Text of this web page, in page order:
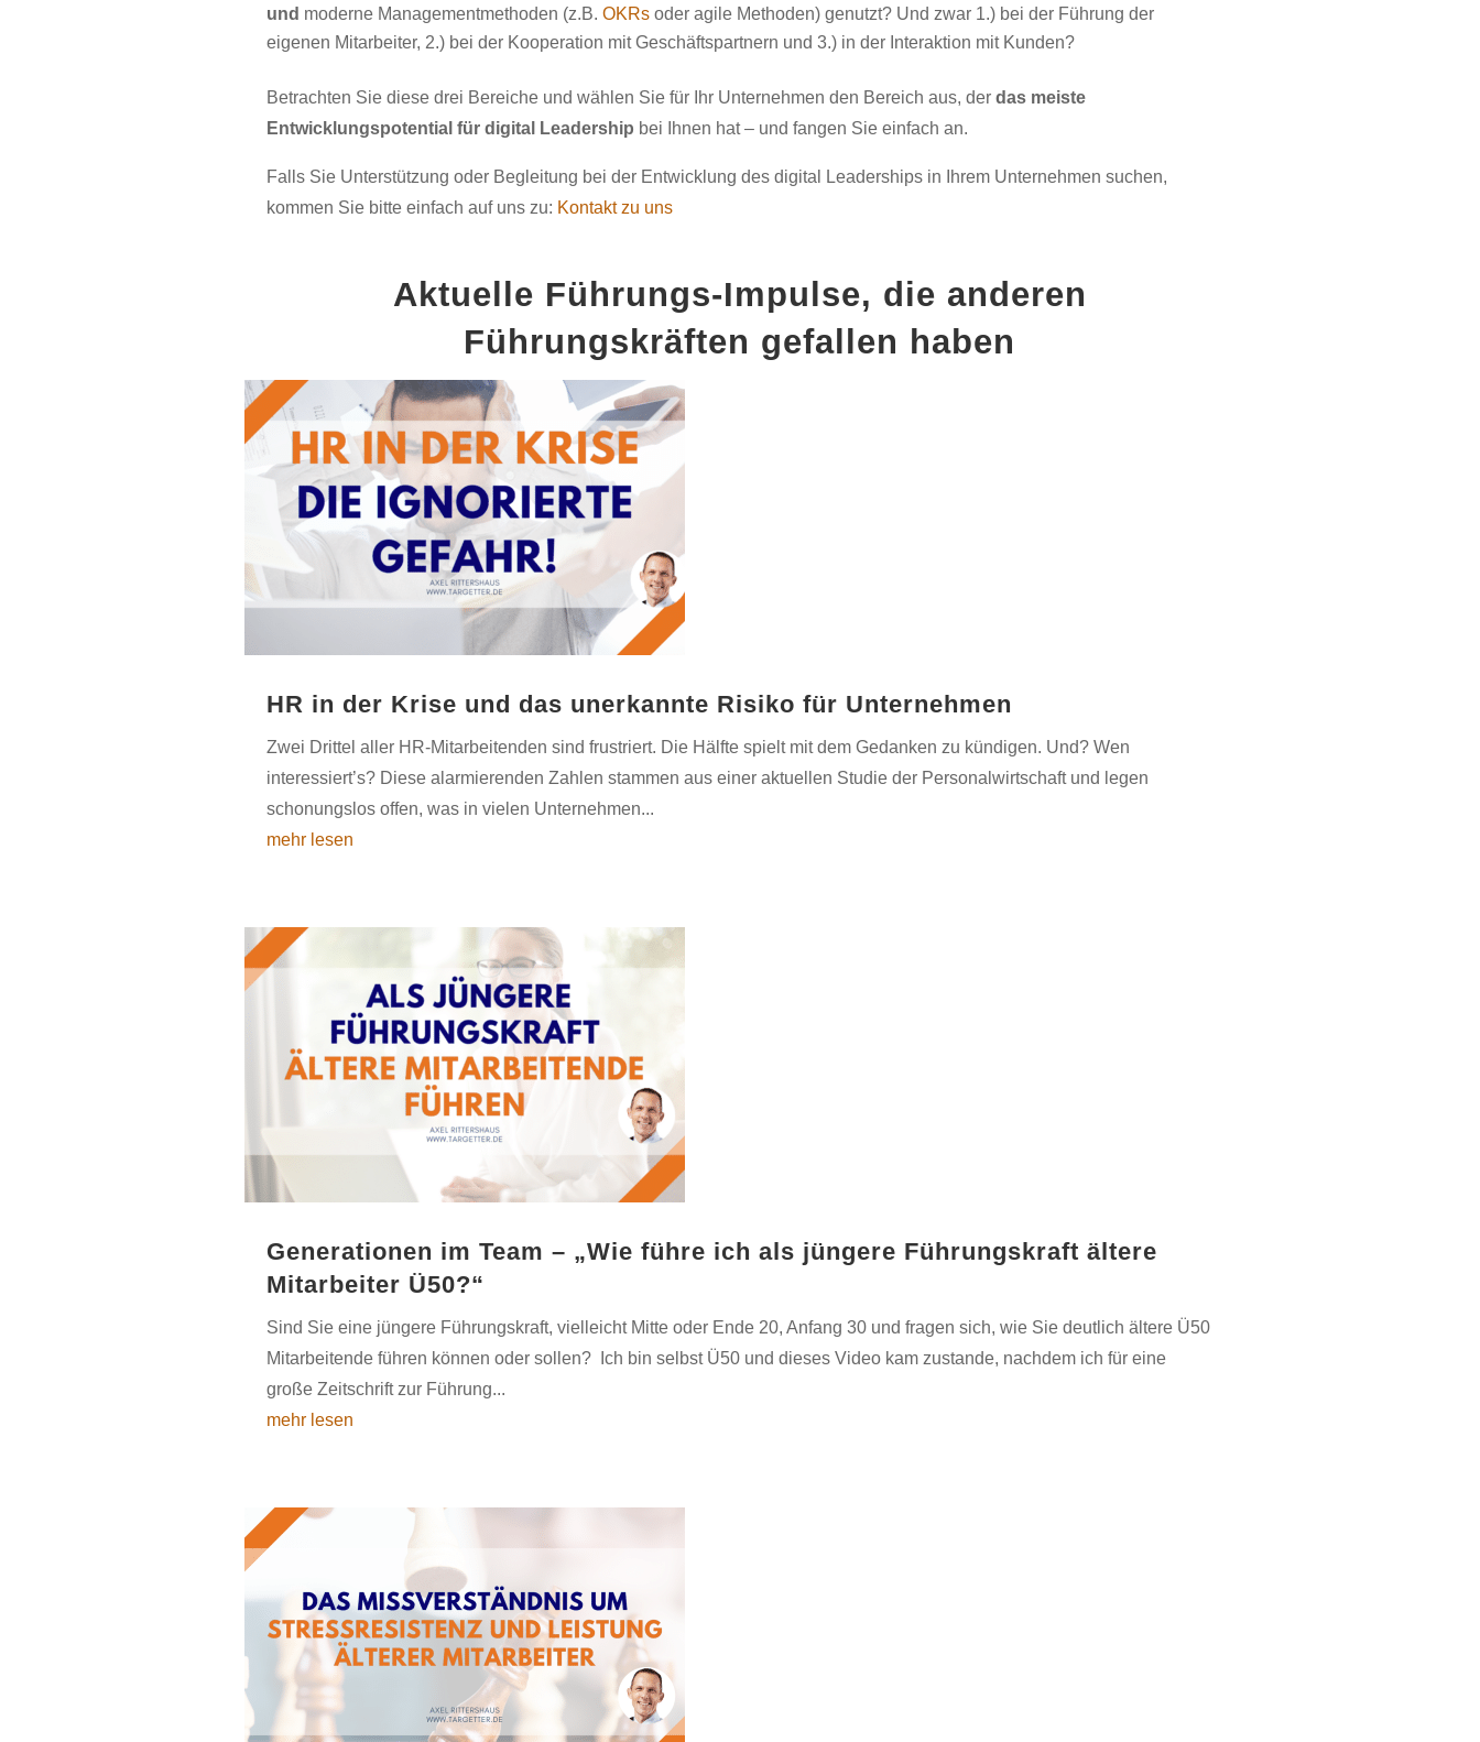
und moderne Managementmethoden (z.B. OKRsoder agile Methoden) genutzt? Und zwar 1.) bei der Führung der
eigenen Mitarbeiter, 2.) bei der Kooperation mit Geschäftspartnern und 3.) in der Interaktion mit Kunden?
Betrachten Sie diese drei Bereiche und wählen Sie für Ihr Unternehmen den Bereich aus, der das meiste
Entwicklungspotential für digital Leadership bei Ihnen hat – und fangen Sie einfach an.
Falls Sie Unterstützung oder Begleitung bei der Entwicklung des digital Leaderships in Ihrem Unternehmen suchen,
kommen Sie bitte einfach auf uns zu: Kontakt zu uns
Aktuelle Führungs-Impulse, die anderen
Führungskräften gefallen haben
HR in der Krise und das unerkannte Risiko für Unternehmen
Zwei Drittel aller HR-Mitarbeitenden sind frustriert. Die Hälfte spielt mit dem Gedanken zu kündigen. Und? Wen
interessiert’s? Diese alarmierenden Zahlen stammen aus einer aktuellen Studie der Personalwirtschaft und legen
schonungslos offen, was in vielen Unternehmen...
mehr lesen
Generationen im Team – „Wie führe ich als jüngere Führungskraft ältere
Mitarbeiter Ü50?“
Sind Sie eine jüngere Führungskraft, vielleicht Mitte oder Ende 20, Anfang 30 und fragen sich, wie Sie deutlich ältere Ü50
Mitarbeitende führen können oder sollen? Ich bin selbst Ü50 und dieses Video kam zustande, nachdem ich für eine
große Zeitschrift zur Führung...
mehr lesen